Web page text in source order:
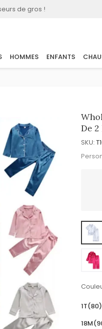
de gros !
HOMMES ENFANTS
De 2
SKU:
1T(80)